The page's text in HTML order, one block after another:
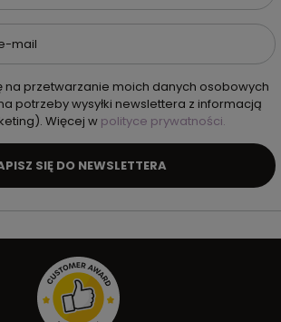
mail
na przetwarzanie moich danych osobowych
potrzeby wysyłki newslettera z informacją
Więcej w polityce prywatności.
SIĘ DO NEWSLETTERA